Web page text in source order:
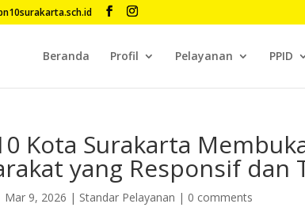
Beranda Profil Pelayanan PPID
Kota Surakarta
yang Responsif dan
Mar 9, 2026 | Standar Pelayanan | 0 comments